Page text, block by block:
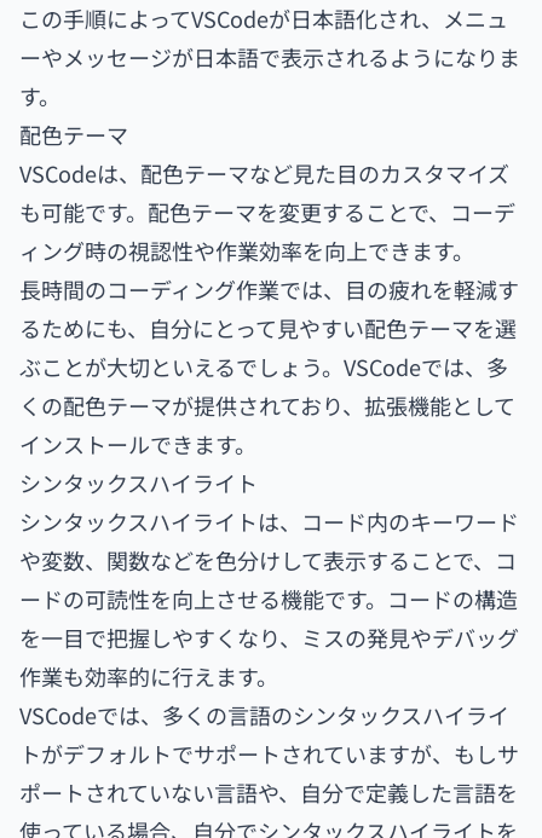
この手順によってVSCodeが日本語化され、メニュ
ーやメッセージが日本語で表示されるようになりま
す。
配色テーマ
VSCodeは、配色テーマなど見た目のカスタマイズ
も可能です。配色テーマを変更することで、コーデ
ィング時の視認性や作業効率を向上できます。
長時間のコーディング作業では、目の疲れを軽減す
るためにも、自分にとって見やすい配色テーマを選
ぶことが大切といえるでしょう。VSCodeでは、多
くの配色テーマが提供されており、拡張機能として
インストールできます。
シンタックスハイライト
シンタックスハイライトは、コード内のキーワード
や変数、関数などを色分けして表示することで、コ
ードの可読性を向上させる機能です。コードの構造
を一目で把握しやすくなり、ミスの発見やデバッグ
作業も効率的に行えます。
VSCodeでは、多くの言語のシンタックスハイライ
トがデフォルトでサポートされていますが、もしサ
ポートされていない言語や、自分で定義した言語を
使っている場合、自分でシンタックスハイライトを